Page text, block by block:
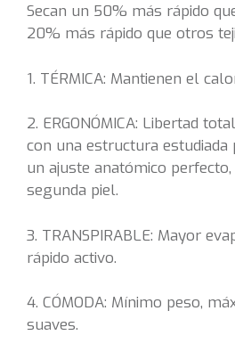
Secan un 50% más rápido
20% más rápido que otros
1. TÉRMICA: Mantienen el
2. ERGONÓMICA: Libertad
con una estructura
un ajuste anatómico
segunda piel.
3. TRANSPIRABLE: Mayor
rápido activo.
4. CÓMODA: Mínimo peso,
suaves.